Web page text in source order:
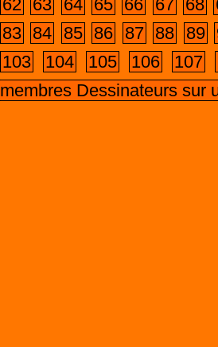
62 63 64 65 66 67 68
83 84 85 86 87 88 89
103
104 105 106 107
membres Dessinateurs sur